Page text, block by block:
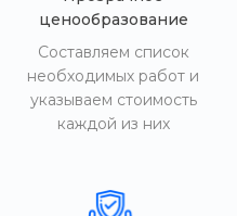
ценообразование
Составляем список
необходимых работ и
указываем стоимость
каждой из них